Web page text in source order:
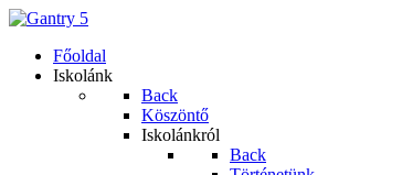
Főoldal
Iskolánk
Back
Köszöntő
Iskolánkról
Back